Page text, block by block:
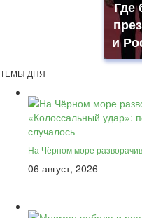
Где
и
ТЕМЫ ДНЯ
На Чёрном море
06 август, 2026